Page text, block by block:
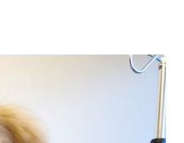
エット
トーニング
のクレーター）
レーター）オリジナル